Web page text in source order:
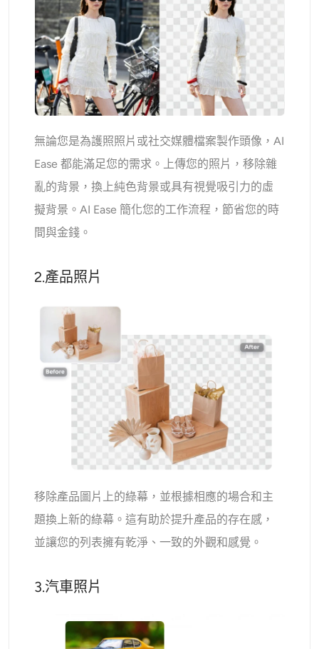
無論您是為護照照片或社交媒體檔案製作頭像，AI
Ease 都能滿足您的需求。上傳您的照片，移除雜
亂的背景，換上純色背景或具有視覺吸引力的虛
擬背景。AI Ease 簡化您的工作流程，節省您的時
間與金錢。
2.產品照片
移除產品圖片上的綠幕，並根據相應的場合和主
題換上新的綠幕。這有助於提升產品的存在感，
並讓您的列表擁有乾淨、一致的外觀和感覺。
3.汽車照片